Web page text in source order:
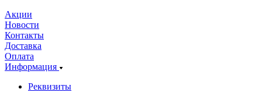
Акции
Новости
Контакты
Доставка
Оплата
Информация
Реквизиты